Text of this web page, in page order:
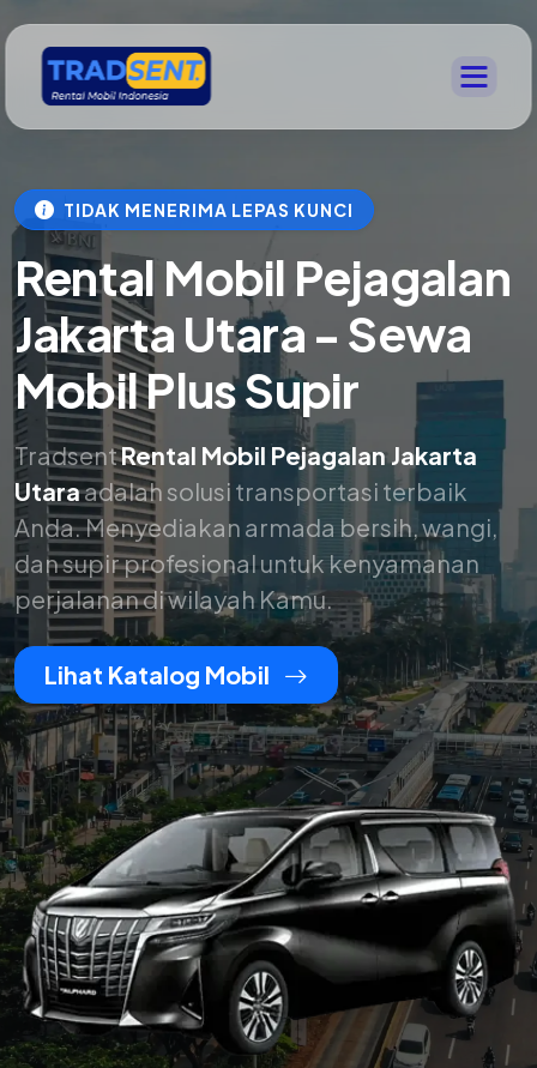
TIDAK MENERIMA LEPAS KUNCI
Rental Mobil Pejagalan
Jakarta Utara - Sewa
Mobil Plus Supir
TradsentRental Mobil Pejagalan Jakarta
Utaraadalah solusi transportasi terbaik
Anda. Menyediakan armada bersih, wangi,
dan supir profesional untuk kenyamanan
perjalanan di wilayah Kamu.
Lihat Katalog Mobil